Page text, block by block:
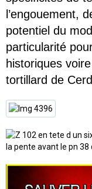
l’engouement,
potentiel du
particularité
historiques
tortillard de